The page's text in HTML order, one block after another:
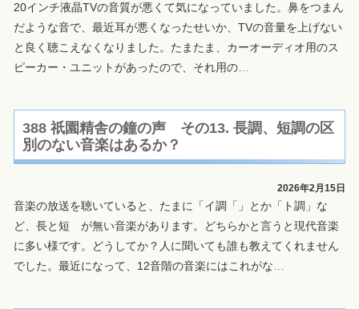
20インチ液晶TVの音質が悪くて気になっていました。鼻をつまん
だような音で、最近耳が悪くなったせいか、TVの音量を上げない
と良く聴こえなくなりました。たまたま、カーオーディオ用のス
ピーカー・ユニットがあったので、それ用の…
388 祇園精舎の鐘の声 その13. 長調、短調の区
別のない音楽はあるか？
2026年2月15日
音楽の放送を聴いていると、たまに「イ調「」とか「ト調」な
ど、長と短 が無い音楽があります。どちらかと言うと現代音楽
に多い様です。どうしてか？人に聞いても誰も教えてくれません
でした。最近になって、12音階の音楽にはこれがな…